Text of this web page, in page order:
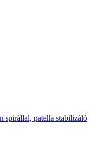
patella stabilizáló